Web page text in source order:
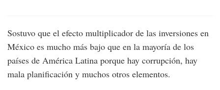
Sostuvo que el efecto multiplicador de las inversiones en
México es mucho más bajo que en la mayoría de los
países de América Latina porque hay corrupción, hay
mala planificación y muchos otros elementos.